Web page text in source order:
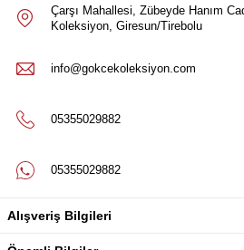
Çarşı Mahallesi, Zübeyde Hanım
Koleksiyon, Giresun/Tirebolu
info@gokcekoleksiyon.com
05355029882
05355029882
Alışveriş Bilgileri